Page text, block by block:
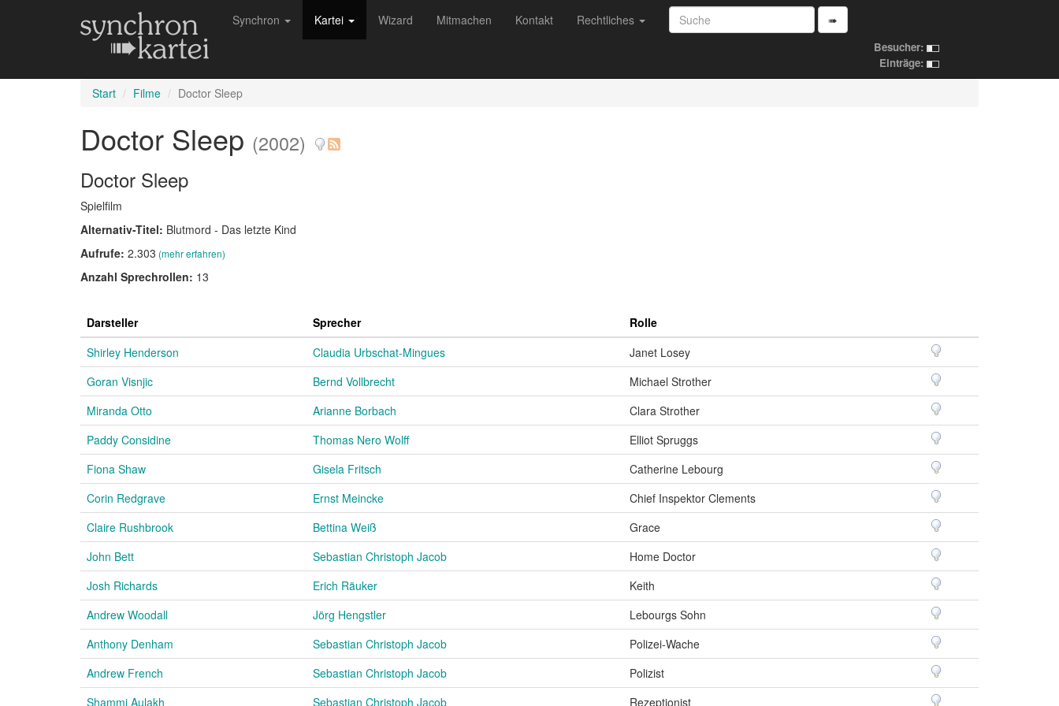
Synchron Kartei Wizard Mitmachen Kontakt Rechtliches ➠
Besucher:
Einträge:
Start Filme Doctor Sleep
Doctor Sleep (2002)
Doctor Sleep
Spielfilm
Alternativ-Titel: Blutmord - Das letzte Kind
Aufrufe: 2.303 (mehr erfahren)
Anzahl Sprechrollen: 13
Darsteller Sprecher
Rolle
Shirley Henderson
Claudia Urbschat-Mingues
Janet Losey
Goran Visnjic
Bernd Vollbrecht
Michael Strother
Miranda Otto
Arianne Borbach
Clara Strother
Paddy Considine
Thomas Nero Wolff
Elliot Spruggs
Fiona Shaw
Gisela Fritsch
Catherine Lebourg
Corin Redgrave
Ernst Meincke
Chief Inspektor Clements
Claire Rushbrook
Bettina Weiß
Grace
John Bett
Sebastian Christoph Jacob
Home Doctor
Josh Richards
Erich Räuker
Keith
Andrew Woodall
Jörg Hengstler
Lebourgs Sohn
Anthony Denham
Sebastian Christoph Jacob
Polizei-Wache
Andrew French
Sebastian Christoph Jacob
Polizist
Shammi Aulakh
Sebastian Christoph Jacob Rezeptionist